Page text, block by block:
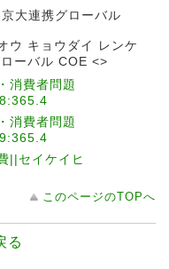
大連携グローバル
ウ キョウダイ レンケ
ーバル COE <>
消費者問題
消費者問題
||セイケイヒ
このページのTOPへ
る